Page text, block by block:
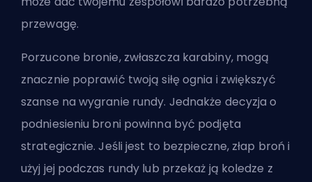
przewagę.
Porzucone bronie, zwłaszcza karabiny, mogą
znacznie poprawić twoją siłę ognia i zwiększyć
szanse na wygranie rundy. Jednakże decyzja o
podniesieniu broni powinna być podjęta
strategicznie. Jeśli jest to bezpieczne, złap broń i
użyj jej podczas rundy lub przekaż ją koledze z